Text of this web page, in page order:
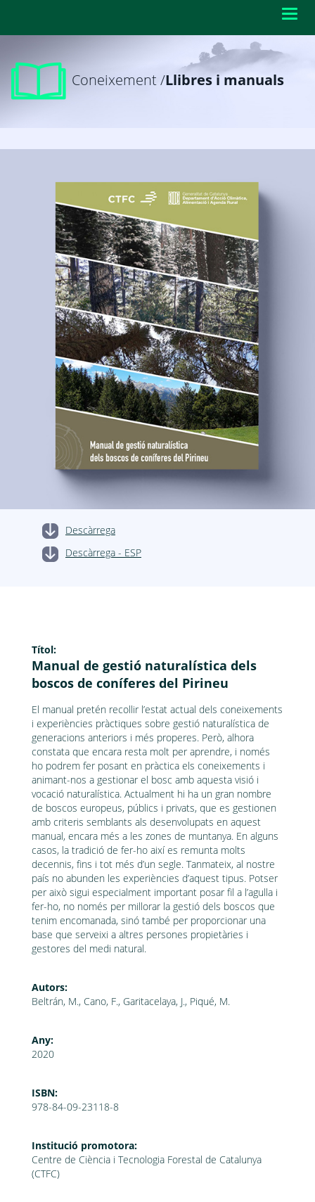
Coneixement /Llibres i manuals
Descàrrega
Descàrrega - ESP
Títol:
Manual de gestió naturalística dels
boscos de coníferes del Pirineu
El manual pretén recollir l’estat actual dels coneixements
i experiències pràctiques sobre gestió naturalística de
generacions anteriors i més properes. Però, alhora
constata que encara resta molt per aprendre, i només
ho podrem fer posant en pràctica els coneixements i
animant-nos a gestionar el bosc amb aquesta visió i
vocació naturalística. Actualment hi ha un gran nombre
de boscos europeus, públics i privats, que es gestionen
amb criteris semblants als desenvolupats en aquest
manual, encara més a les zones de muntanya. En alguns
casos, la tradició de fer-ho així es remunta molts
decennis, fins i tot més d’un segle. Tanmateix, al nostre
país no abunden les experiències d’aquest tipus. Potser
per això sigui especialment important posar fil a l’agulla i
fer-ho, no només per millorar la gestió dels boscos que
tenim encomanada, sinó també per proporcionar una
base que serveixi a altres persones propietàries i
gestores del medi natural.
Autors:
Beltrán, M., Cano, F., Garitacelaya, J., Piqué, M.
Any:
2020
ISBN:
978-84-09-23118-8
Institució promotora:
Centre de Ciència i Tecnologia Forestal de Catalunya
(CTFC)